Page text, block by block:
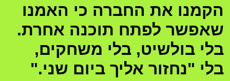
FOUNDER · 01 FOUNDER ·
הקמנו את החברה כי האמנו
שאפשר לפתח תוכנה אחרת.
בלי בולשיט, בלי משחקים,
בלי "נחזור אליך ביום שני."